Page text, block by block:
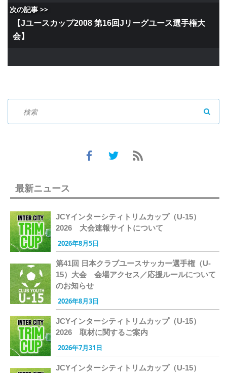
次の記事 >>
【Jユースカップ2008 第16回Jリーグユース選手権大
会】
最新ニュース
JCYインターシティトリムカップ（U-15）
2026 大会速報サイトについて
2026年8月5日
第41回 日本クラブユースサッカー選手権（U-
15）大会 会場アクセス／応援ルールについて
のお知らせ
2026年8月3日
JCYインターシティトリムカップ（U-15）
2026 取材に関するご案内
2026年7月31日
JCYインターシティトリムカップ（U-15）